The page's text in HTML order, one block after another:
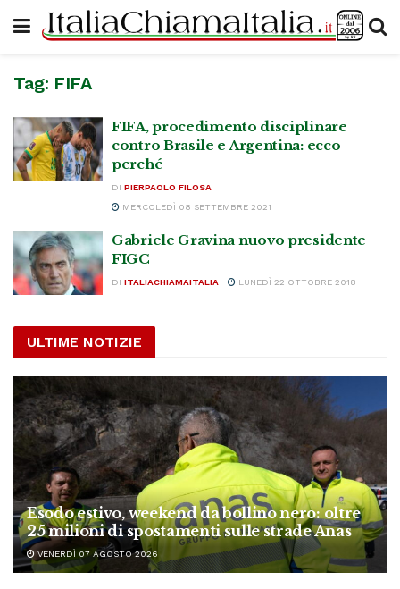
Tag: FIFA
FIFA, procedimento disciplinare
contro Brasile e Argentina: ecco
perché
DI PIERPAOLO FILOSA
MERCOLEDÌ 08 SETTEMBRE 2021
Gabriele Gravina nuovo presidente
FIGC
DI ITALIACHIAMAITALIA LUNEDÌ 22 OTTOBRE 2018
ULTIME NOTIZIE
Esodo estivo, weekend da bollino nero: oltre
25 milioni di spostamenti sulle strade Anas
VENERDÌ 07 AGOSTO 2026